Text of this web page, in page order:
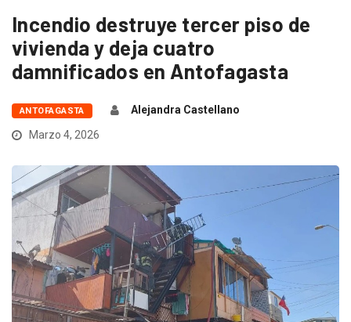
Incendio destruye tercer piso de
vivienda y deja cuatro
damnificados en Antofagasta
ANTOFAGASTA
Alejandra Castellano
Marzo 4, 2026